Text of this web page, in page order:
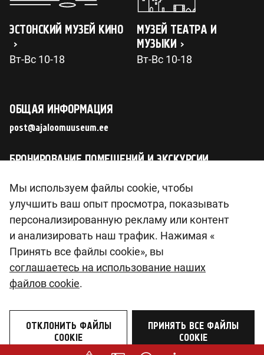
ЭСТОНСКИЙ МУЗЕЙ КИНО
Вт-Вс 10-18
МУЗЕЙ ТЕАТРА И
МУЗЫКИ
Вт-Вс 10-18
ОБЩАЯ ИНФОРМАЦИЯ
post@ajaloomuuseum.ee
БРОНИРОВАНИЕ ПОМЕЩЕНИЙ И ЭКСКУРСИИ
СЛЕДИТЕ ЗА НАМИ В СОЦИАЛЬНЫХ СЕТЯХ
Pirita tee 56, 12011 Tallinn
KMKR nr. EE102133561
Мы используем файлы cookie, чтобы
улучшить ваш опыт просмотра, показывать
персонализированную рекламу или контент
и анализировать наш трафик. Нажимая «
Принять все файлы cookie», вы
соглашаетесь на использование наших
файлов cookie.
ОТКЛОНИТЬ ФАЙЛЫ
COOKIE
ПРИНЯТЬ ВСЕ ФАЙЛЫ
COOKIE